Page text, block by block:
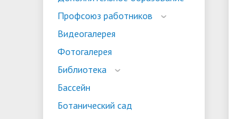
Военный учебный центр
Особая квота
Информация о зачислении
Объединенный совет обучающихся
Профсоюз работников
Видеогалерея
Фотогалерея
Библиотека
Бассейн
Ботанический сад